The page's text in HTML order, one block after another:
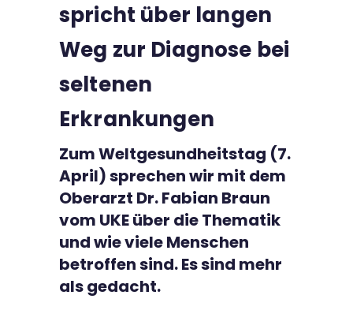
spricht über langen
Weg zur Diagnose bei
seltenen
Erkrankungen
Zum Weltgesundheitstag (7.
April) sprechen wir mit dem
Oberarzt Dr. Fabian Braun
vom UKE über die Thematik
und wie viele Menschen
betroffen sind. Es sind mehr
als gedacht.